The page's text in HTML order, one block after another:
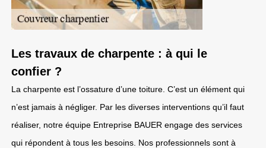
Les travaux de charpente : à qui le
confier ?
La charpente est l’ossature d’une toiture. C’est un élément qui
n’est jamais à négliger. Par les diverses interventions qu’il faut
réaliser, notre équipe Entreprise BAUER engage des services
qui répondent à tous les besoins. Nos professionnels sont à